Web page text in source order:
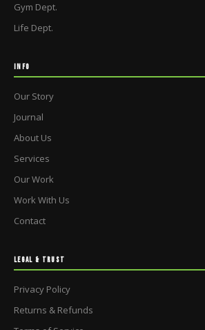
Gym Dept.
Life Dept.
INFO
Our Story
Journal
About Us
Services
Our Work
Work With Us
Contact
LEGAL & TRUST
Privacy Policy
Returns & Refunds